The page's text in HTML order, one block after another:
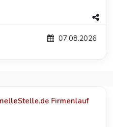
07.08.2026
Firmenlauf